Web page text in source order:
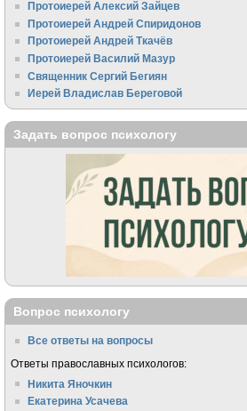
Протоиерей Алексий Зайцев
Протоиерей Андрей Спиридонов
Протоиерей Андрей Ткачёв
Протоиерей Василий Мазур
Священник Сергий Бегиян
Иерей Владислав Береговой
Задать вопрос психологу
Вопрос психологу
Все ответы на вопросы
Ответы православных психологов:
Никита Яночкин
Екатерина Усачева